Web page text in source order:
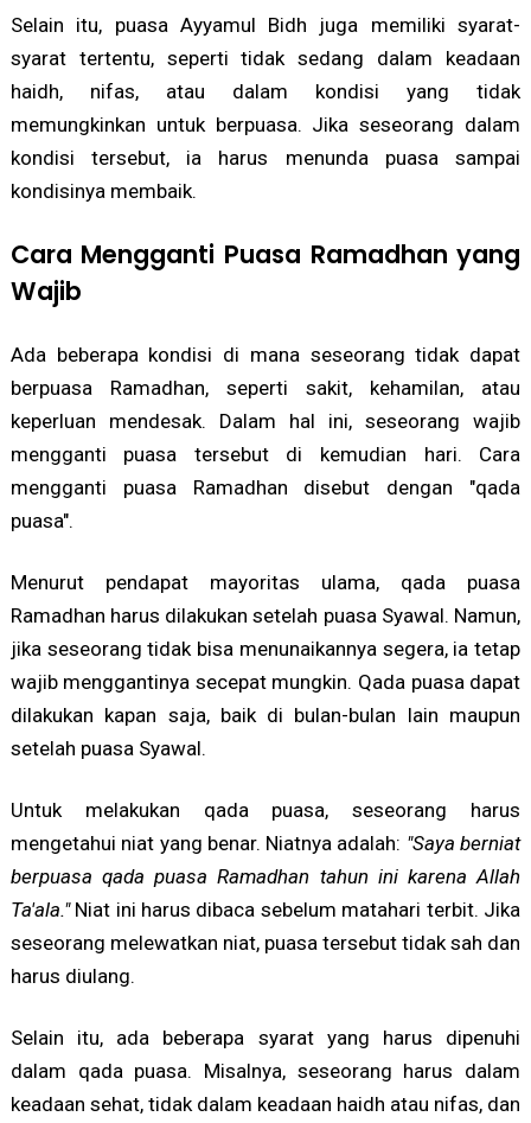
Selain itu, puasa Ayyamul Bidh juga memiliki syarat-
syarat tertentu, seperti tidak sedang dalam keadaan
haidh, nifas, atau dalam kondisi yang tidak
memungkinkan untuk berpuasa. Jika seseorang dalam
kondisi tersebut, ia harus menunda puasa sampai
kondisinya membaik.
Cara Mengganti Puasa Ramadhan yang
Wajib
Ada beberapa kondisi di mana seseorang tidak dapat
berpuasa Ramadhan, seperti sakit, kehamilan, atau
keperluan mendesak. Dalam hal ini, seseorang wajib
mengganti puasa tersebut di kemudian hari. Cara
mengganti puasa Ramadhan disebut dengan "qada
puasa".
Menurut pendapat mayoritas ulama, qada puasa
Ramadhan harus dilakukan setelah puasa Syawal. Namun,
jika seseorang tidak bisa menunaikannya segera, ia tetap
wajib menggantinya secepat mungkin. Qada puasa dapat
dilakukan kapan saja, baik di bulan-bulan lain maupun
setelah puasa Syawal.
Untuk melakukan qada puasa, seseorang harus
mengetahui niat yang benar. Niatnya adalah: "Saya berniat
berpuasa qada puasa Ramadhan tahun ini karena Allah
Ta'ala."Niat ini harus dibaca sebelum matahari terbit. Jika
seseorang melewatkan niat, puasa tersebut tidak sah dan
harus diulang.
Selain itu, ada beberapa syarat yang harus dipenuhi
dalam qada puasa. Misalnya, seseorang harus dalam
keadaan sehat, tidak dalam keadaan haidh atau nifas, dan